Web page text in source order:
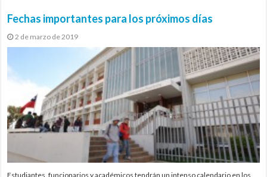
Fechas importantes para los próximos días
2 de marzo de 2019
Estudiantes, funcionarios y académicos tendrán un intenso calendario en los